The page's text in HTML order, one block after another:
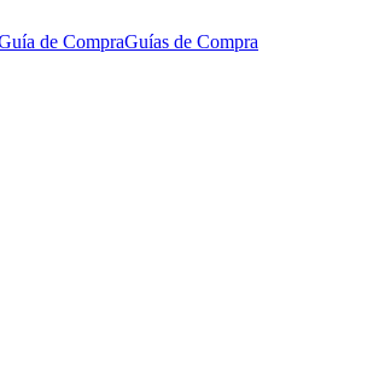
de CompraGuías de Compra